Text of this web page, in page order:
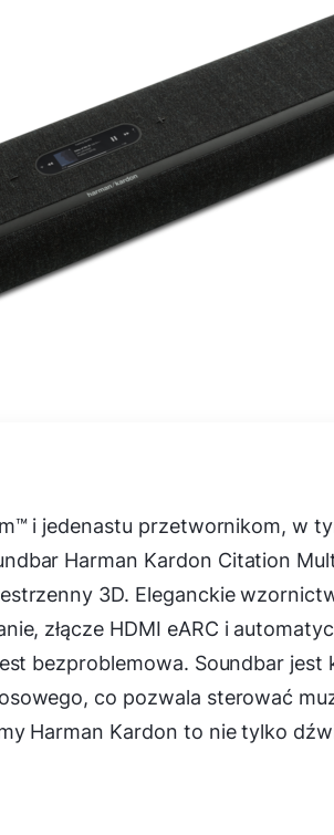
i jedenastu przetwornikom, w
Harman Kardon Citation
3D. Eleganckie
złącze HDMI eARC i
bezproblemowa. Soundbar jest
co pozwala sterować
Harman Kardon to nie tylko